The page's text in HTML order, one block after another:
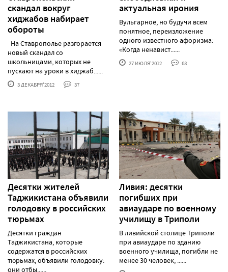
скандал вокруг
хиджабов набирает
обороты
На Ставрополье разгорается
новый скандал со
школьницами, которых не
пускают на уроки в хиджаб......
3 ДЕКАБРЯ'2012 37
актуальная ирония
Вульгарное, но будучи всем
понятное, переизложение
одного известного афоризма:
«Когда ненавист......
27 ИЮЛЯ'2012 68
Десятки жителей
Таджикистана объявили
голодовку в российских
тюрьмах
Десятки граждан
Таджикистана, которые
содержатся в российских
тюрьмах, объявили голодовку:
они отбы......
Ливия: десятки
погибших при
авиаударе по военному
училищу в Триполи
В ливийской столице Триполи
при авиаударе по зданию
военного училища, погибли не
менее 30 человек, ......